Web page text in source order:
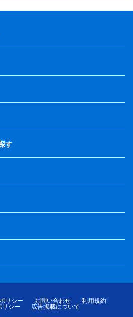
す
リシー お問い合わせ
利用規約
リシー
広告掲載について